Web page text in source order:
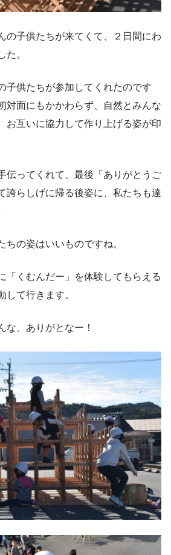
の子供たちが来てくて、２日間にわ
た。
子供たちが参加してくれたのです
対面にもかかわらず、自然とみんな
お互いに協力して作り上げる姿が印
伝ってくれて、最後「ありがとうご
誇らしげに帰る後姿に、私たちも達
ちの姿はいいものですね。
「くむんだー」を体験してもらえる
して行きます。
な、ありがとなー！